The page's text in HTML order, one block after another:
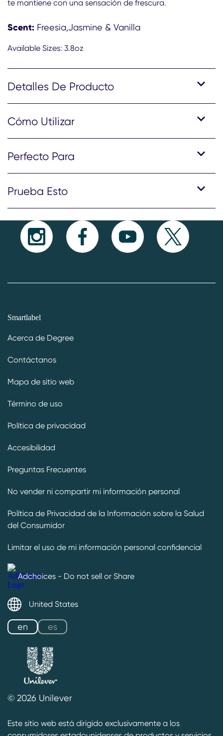
te mantiene con una sensación de frescura.
Scent: Freesia,Jasmine & Vanilla
Available Sizes: 3.8oz
Detalles De Producto
Cómo Utilizar
Perfecto Para
Prueba Esto
Smartlabel
Acerca de Degree
Contáctanos
Mapa de sitio web
Término de uso
Política de privacidad
Accesibilidad
Preguntas Frecuentes
No vender ni compartir mi información personal
Política de Privacidad de la Información sobre la Salud
del Consumidor
Limitar el uso de mi información personal confidencial
Adchoices - Do not sell or Share
United States
en es
© 2026 Unilever
Este sitio web está dirigido exclusivamente a los